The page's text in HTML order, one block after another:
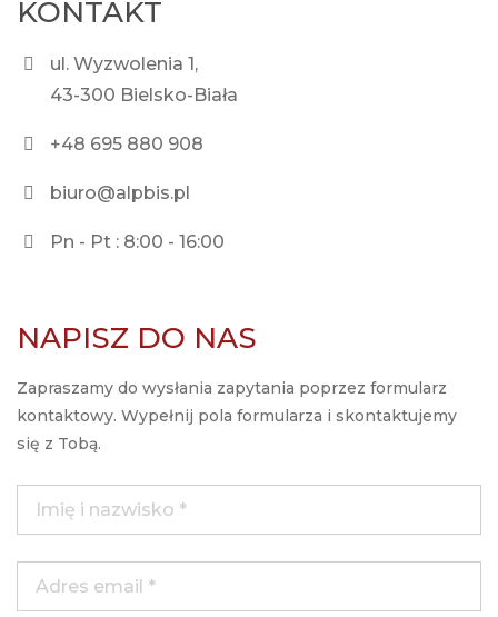
KONTAKT
ul. Wyzwolenia 1,
43-300 Bielsko-Biała
+48 695 880 908
biuro@alpbis.pl
Pn - Pt : 8:00 - 16:00
NAPISZ DO NAS
Zapraszamy do wysłania zapytania poprzez formularz
kontaktowy. Wypełnij pola formularza i skontaktujemy
się z Tobą.
Imię i nazwisko *
Adres e-mail *
Produkt *